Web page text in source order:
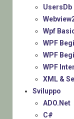
UsersDb
Wpf
WPF
WPF
WPF
XML &
Sviluppo
ADO.Net
C#